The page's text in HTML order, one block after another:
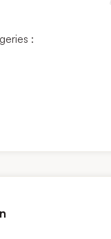
: